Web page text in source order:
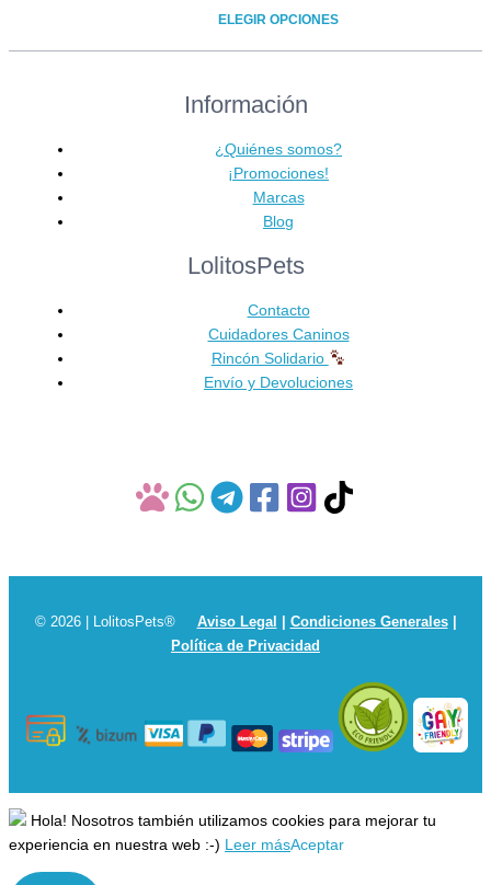
ELEGIR OPCIONES
Este
tiene
variantes.
Las
opciones
se
elegir
la
página
de
producto
Información
¿Quiénes somos?
¡Promociones!
Marcas
Blog
LolitosPets
Contacto
Cuidadores Caninos
Rincón Solidario
Envío y Devoluciones
© 2026 | LolitosPets® Aviso Legal Condiciones Generales|
Política de Privacidad
Hola! Nosotros también utilizamos cookies para mejorar tu
experiencia en nuestra web :-)
Leer másAceptar